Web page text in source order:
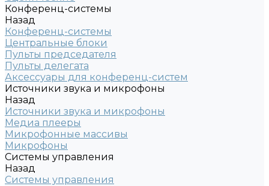
Конференц-системы
Назад
Конференц-системы
Центральные блоки
Пульты председателя
Пульты делегата
Аксессуары для конференц-систем
Источники звука и микрофоны
Назад
Источники звука и микрофоны
Медиа плееры
Микрофонные массивы
Микрофоны
Системы управления
Назад
Системы управления